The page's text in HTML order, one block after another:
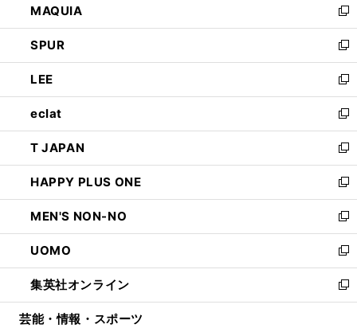
ド
ウ
で
開
く
ィ
ン
ド
ウ
で
開
く
い
ウ
ィ
ン
ド
ウ
で
開
く
MAQUIA
新
し
い
ウ
ィ
ン
ド
ウ
で
開
く
SPUR
新
し
い
ウ
ィ
ン
ド
ウ
で
開
く
LEE
新
し
い
ウ
ィ
ン
ド
ウ
で
開
く
eclat
新
し
い
ウ
ィ
ン
ド
ウ
で
開
く
T JAPAN
新
し
い
ウ
ィ
ン
ド
ウ
で
開
HAPPY PLUS ONE
新
し
い
ウ
ィ
ン
ド
ウ
MEN'S NON-NO
新
し
い
ウ
ィ
ン
UOMO
新
し
い
ウ
集英社オンライン
新
し
芸能・情報・スポーツ